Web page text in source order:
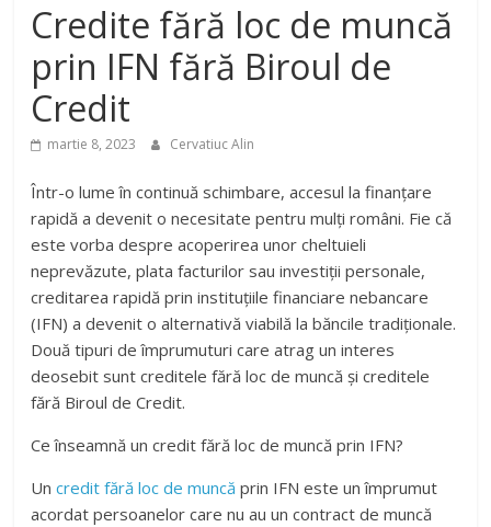
Credite fără loc de muncă
prin IFN fără Biroul de
Credit
martie 8, 2023 Cervatiuc Alin
Într-o lume în continuă schimbare, accesul la finanțare
rapidă a devenit o necesitate pentru mulți români. Fie că
este vorba despre acoperirea unor cheltuieli
neprevăzute, plata facturilor sau investiții personale,
creditarea rapidă prin instituțiile financiare nebancare
(IFN) a devenit o alternativă viabilă la băncile tradiționale.
Două tipuri de împrumuturi care atrag un interes
deosebit sunt creditele fără loc de muncă și creditele
fără Biroul de Credit.
Ce înseamnă un credit fără loc de muncă prin IFN?
Uncredit fără loc de muncă prin IFN este un împrumut
acordat persoanelor care nu au un contract de muncă